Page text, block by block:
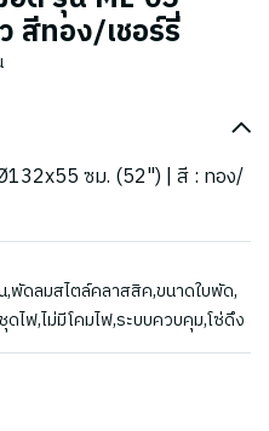
สีทอง/เชอร์รี่
ซม. (52") | สี : ทอง/
,พัดลมสไตล์คลาสสิค,ขนาดใบพัด,
ชุดไฟ,ไม่มีโคมไฟ,ระบบควบคุม,โซ่ดึง